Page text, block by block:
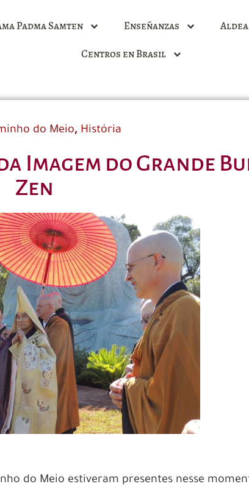
Padma Samten Enseñanzas
Centros en Brasil
do Meio, História
Imagem do Grande
Zen
do Meio estiveram presentes nesse